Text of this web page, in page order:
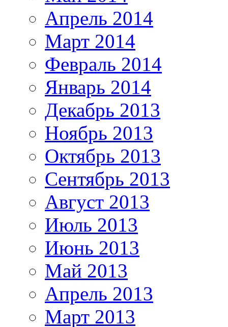
Апрель 2014
Март 2014
Февраль 2014
Январь 2014
Декабрь 2013
Ноябрь 2013
Октябрь 2013
Сентябрь 2013
Август 2013
Июль 2013
Июнь 2013
Май 2013
Апрель 2013
Март 2013